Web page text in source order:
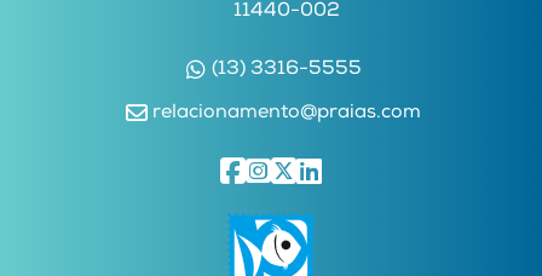
11440-002
(13) 3316-5555
relacionamento@praias.com